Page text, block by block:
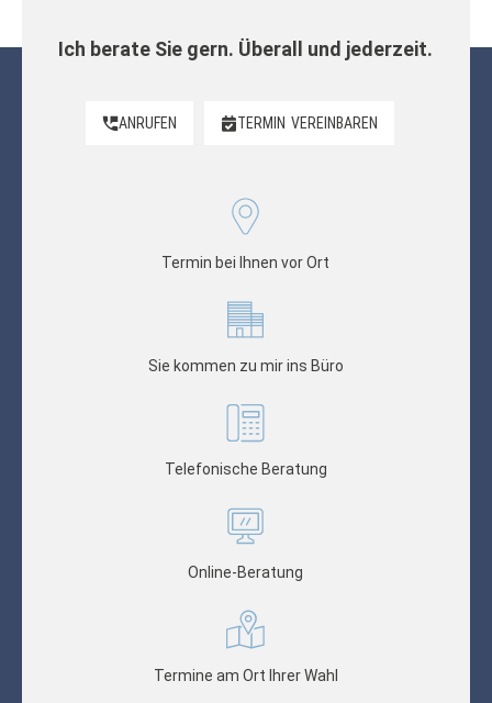
Ich berate Sie gern. Überall und jederzeit.
ANRUFEN TERMIN VEREINBAREN
Termin bei Ihnen vor Ort
Sie kommen zu mir ins Büro
Telefonische Beratung
Online-Beratung
Termine am Ort Ihrer Wahl